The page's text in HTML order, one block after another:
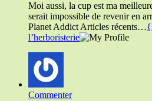
Moi aussi, la cup est ma
serait impossible de revenir en
Planet Addict Articles récents…
l’herboristerie
Commenter